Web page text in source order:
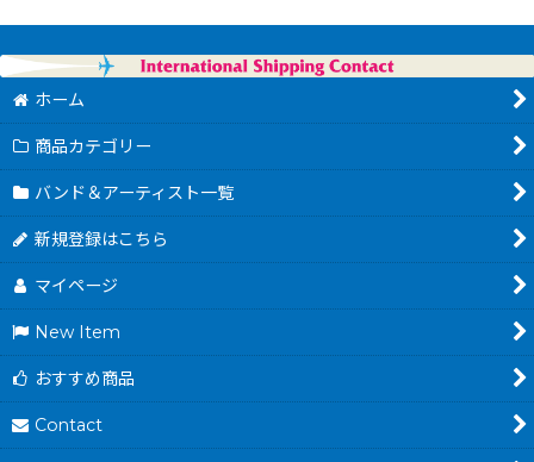
ホーム
商品カテゴリー
バンド＆アーティスト一覧
新規登録はこちら
マイページ
New Item
おすすめ商品
Contact